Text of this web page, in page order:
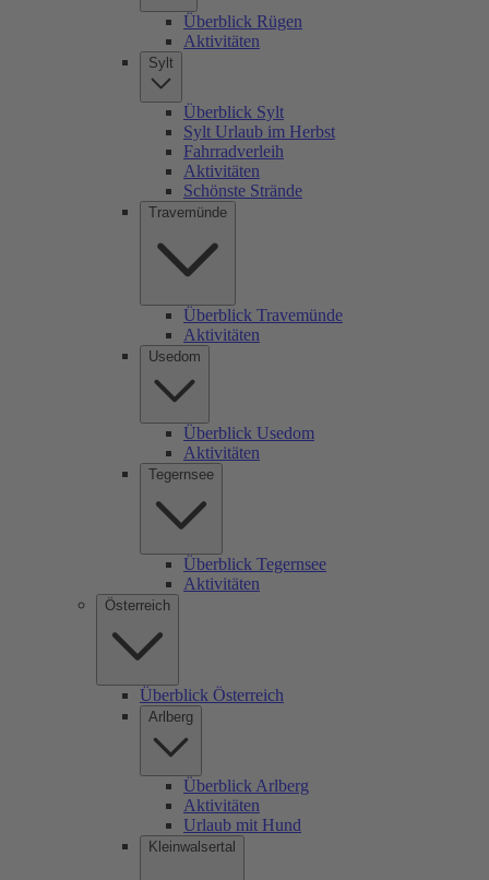
Überblick Rügen
Aktivitäten
Sylt
Überblick Sylt
Sylt Urlaub im Herbst
Fahrradverleih
Aktivitäten
Schönste Strände
Travemünde
Überblick Travemünde
Aktivitäten
Usedom
Überblick Usedom
Aktivitäten
Tegernsee
Überblick Tegernsee
Aktivitäten
Österreich
Überblick Österreich
Arlberg
Überblick Arlberg
Aktivitäten
Urlaub mit Hund
Kleinwalsertal